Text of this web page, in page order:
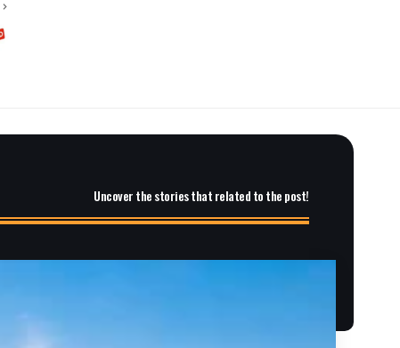
Uncover the stories that related to the post!